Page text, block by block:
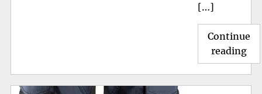
[…]
Continue
reading